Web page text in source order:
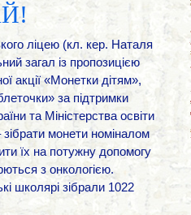
ліцею (кл. кер. Наталя
загал із пропозицією
акції «Монетки дітям»,
за підтримки
та Міністерства освіти
монети номіналом
їх на потужну допомогу
з онкологією.
школярі зібрали 1022